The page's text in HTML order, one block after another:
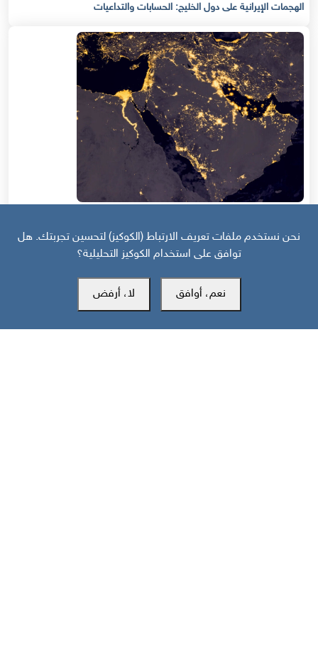
الهجمات الإيرانية على دول الخليج: الحسابات والتداعيات
مستقبل ومحددات التحالفات الناشئة في منطقة الشرق الأوسط
نحن نستخدم ملفات تعريف الارتباط (الكوكيز) لتحسين تجربتك. هل
توافق على استخدام الكوكيز التحليلية؟
نعم، أوافق لا، أرفض